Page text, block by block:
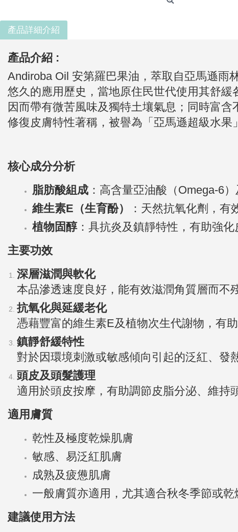
產品詳細介紹
產品介紹 :
Andiroba Oil 安第羅巴果油，萃取自亞馬遜
悠久的應用歷史，當地原住民世代使用其舒
因而帶有微苦風味及獨特土壤氣息；同時富
修復皮膚特性著稱，被譽為「亞馬遜超級水果
核心成分分析
脂肪酸組成 ：高含量亞油酸（Omega-6
維生素E（生育酚）
：天然抗氧化劑，有
植物固醇：具抗炎及鎮靜特性，有助強化
主要功效
深層滋潤與軟化
本品滲透速度良好，能有效滋潤角質層而不
抗氧化與延緩老化
憑藉豐富的維生素E及植物次生代謝物，有
鎮靜舒緩特性
對於因環境刺激或敏感傾向引起的泛紅、發
頭皮及頭髮護理
適用於頭皮按摩，有助調節皮脂分泌、維持
適用膚質
乾性及極度乾燥肌膚
敏感、易泛紅肌膚
成熟及疲憊肌膚
一般膚質亦適用，尤其適合秋冬季節或
建議使用方法